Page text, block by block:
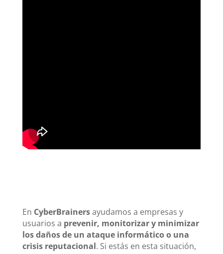
En CyberBrainersayudamos a empresas y
usuarios a prevenir, monitorizar y minimizar
los daños de un ataque informático o una
crisis reputacional. Si estás en esta situación,